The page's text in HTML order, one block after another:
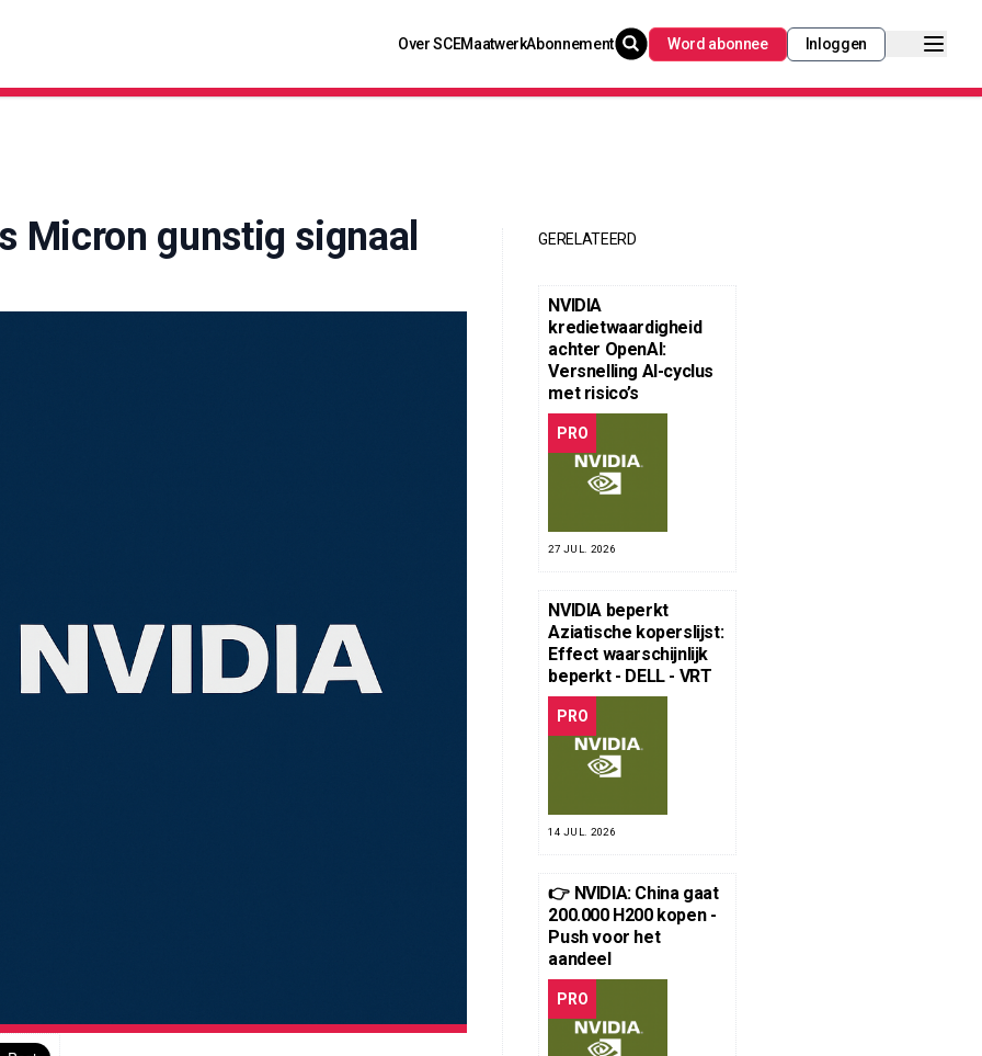
Over SCEMaatwerkAbonnement Word abonnee Inloggen
Micron gunstig signaal
GERELATEERD
NVIDIA
kredietwaardigheid
achter OpenAI:
Versnelling AI-cyclus
met risico’s
PRO
27 JUL. 2026
NVIDIA beperkt
Aziatische koperslijst:
Effect waarschijnlijk
beperkt - DELL - VRT
PRO
14 JUL. 2026
👉 NVIDIA: China gaat
200.000 H200 kopen -
Push voor het
aandeel
PRO